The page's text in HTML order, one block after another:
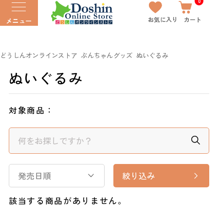
メニュー お気に入り カート
どうしんオンラインストア ぶんちゃんグッズ ぬいぐるみ
ぬいぐるみ
対象商品：
発売日順 絞り込み
該当する商品がありません。